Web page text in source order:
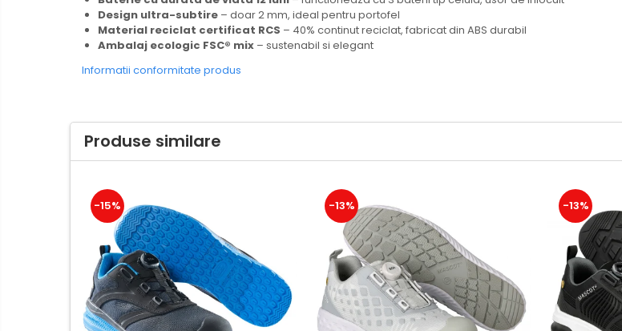
Tavite documente si suporturi
Ascutitori, radiere, agrafe
Foarfece pentru birou
Produse Antibacteriene
Articole pentru baie
Maturi, mopuri si galeti
Hartie igienica, prosoape hartie
Articole pentru rufe, casa,
geamuri, mobila
Articole pentru birou, suprafete,
Design ultra-subtire – doar 2 mm, ideal pentru portofel
Material reciclat certificat RCS – 40% continut reciclat, fabricat din ABS durabil
Ambalaj ecologic FSC® mix – sustenabil si elegant
Informatii conformitate produs
Produse similare
-15% -13% -13%